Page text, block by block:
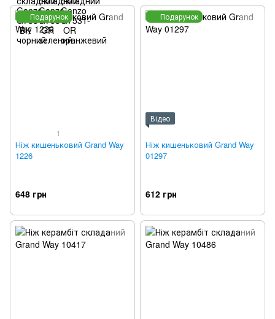
Подарунок
1
Ніж кишеньковий Grand Way
1226
648 грн
Подарунок
Відео
Ніж кишеньковий Grand Way
01297
612 грн